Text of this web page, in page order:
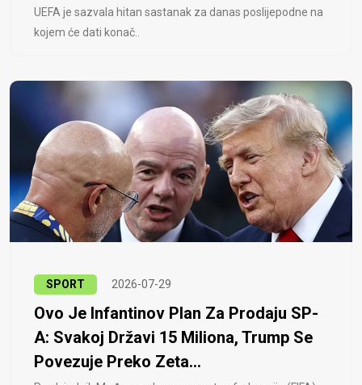
UEFA je sazvala hitan sastanak za danas poslijepodne na
kojem će dati konač..
SPORT 2026-07-29
Ovo Je Infantinov Plan Za Prodaju SP-
A: Svakoj Državi 15 Miliona, Trump Se
Povezuje Preko Zeta...